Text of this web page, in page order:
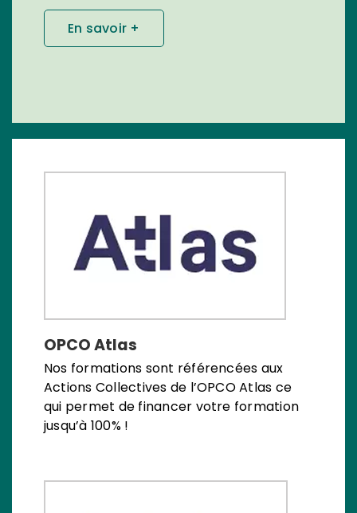
En savoir +
OPCO Atlas
Nos formations sont référencées aux
Actions Collectives de l’OPCO Atlas ce
qui permet de financer votre formation
jusqu’à 100% !